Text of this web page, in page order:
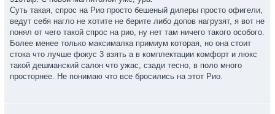
Суть такая, спрос на Рио просто бешеный дилеры просто офигели,
ведут себя нагло не хотите не берите либо допов нагрузят, я вот не
понял от чего такой спрос на рио, ну нет там ничего такого особого.
Более менее только максималка примиум которая, но она стоит
стока что лучше фокус 3 взять а в комплектации комфорт и люкс
такой дешманский салон что ужас, сзади тесно, в поло много
просторнее. Не понимаю что все бросились на этот Рио.